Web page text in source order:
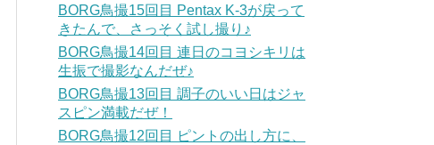
BORG鳥撮15回目 Pentax K-3が戻って
きたんで、さっそく試し撮り♪
BORG鳥撮14回目 連日のコヨシキリは
生振で撮影なんだぜ♪
BORG鳥撮13回目 調子のいい日はジャ
スピン満載だぜ！
BORG鳥撮12回目 ピントの出し方に、